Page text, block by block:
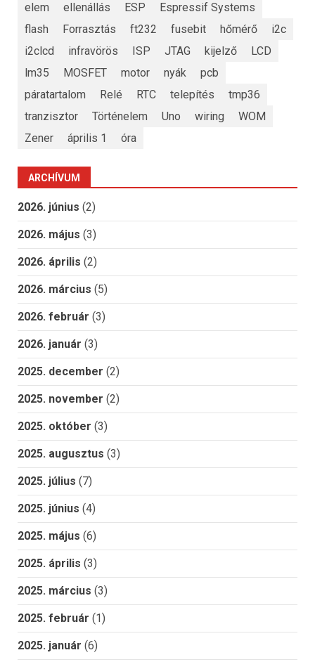
elem
ellenállás ESP
Espressif Systems
flash
Forrasztás ft232 fusebit hőmérő
i2c
i2clcd
infravörös ISP JTAG kijelző
LCD
lm35
MOSFET motor nyák
pcb
páratartalom
Relé RTC telepítés
tmp36
tranzisztor
Történelem Uno wiring
WOM
Zener
április 1 óra
ARCHÍVUM
2026. június (2)
2026. május (3)
2026. április (2)
2026. március (5)
2026. február (3)
2026. január (3)
2025. december (2)
2025. november (2)
2025. október (3)
2025. augusztus (3)
2025. július (7)
2025. június (4)
2025. május (6)
2025. április (3)
2025. március (3)
2025. február (1)
2025. január (6)